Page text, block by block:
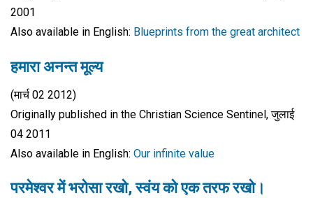
2001
Also available in English: Blueprints from the great architect
हमारा अनन्त मूल्य
(मार्च 02 2012)
Originally published in the Christian Science Sentinel, जुलाई
04 2011
Also available in English: Our infinite value
परमेश्वर में भरोसा रखो, स्वंय को एक तरफ रखो।